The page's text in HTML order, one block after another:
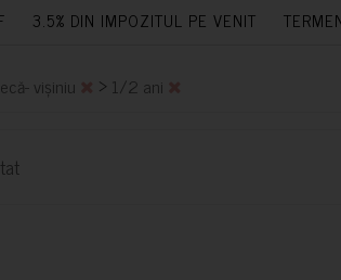
3.5% DIN IMPOZITUL PE VENIT
vișiniu > 1/2 ani